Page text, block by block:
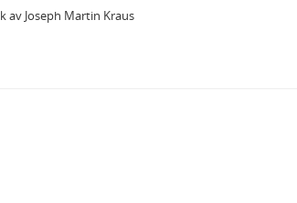
av Joseph Martin Kraus